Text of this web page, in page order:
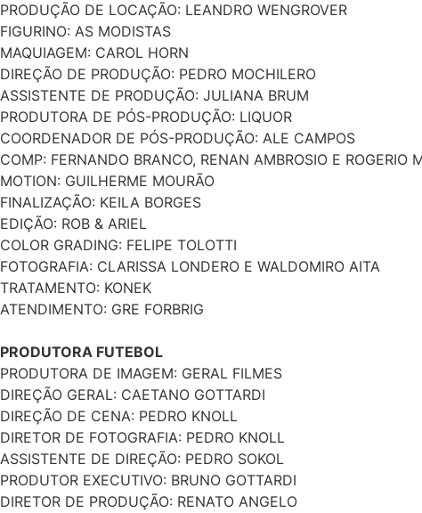
PRODUÇÃO DE LOCAÇÃO: LEANDRO WENGROVER
FIGURINO: AS MODISTAS
MAQUIAGEM: CAROL HORN
DIREÇÃO DE PRODUÇÃO: PEDRO MOCHILERO
ASSISTENTE DE PRODUÇÃO: JULIANA BRUM
PRODUTORA DE PÓS-PRODUÇÃO: LIQUOR
COORDENADOR DE PÓS-PRODUÇÃO: ALE CAMPOS
COMP: FERNANDO BRANCO, RENAN AMBROSIO E ROGERIO
MOTION: GUILHERME MOURÃO
FINALIZAÇÃO: KEILA BORGES
EDIÇÃO: ROB & ARIEL
COLOR GRADING: FELIPE TOLOTTI
FOTOGRAFIA: CLARISSA LONDERO E WALDOMIRO AITA
TRATAMENTO: KONEK
ATENDIMENTO: GRE FORBRIG
PRODUTORA FUTEBOL
PRODUTORA DE IMAGEM: GERAL FILMES
DIREÇÃO GERAL: CAETANO GOTTARDI
DIREÇÃO DE CENA: PEDRO KNOLL
DIRETOR DE FOTOGRAFIA: PEDRO KNOLL
ASSISTENTE DE DIREÇÃO: PEDRO SOKOL
PRODUTOR EXECUTIVO: BRUNO GOTTARDI
DIRETOR DE PRODUÇÃO: RENATO ANGELO